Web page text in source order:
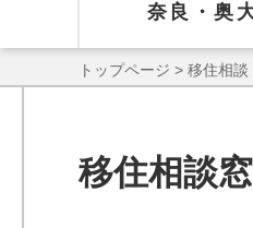
奈良・奥
トップページ > 移住相談
移住相談